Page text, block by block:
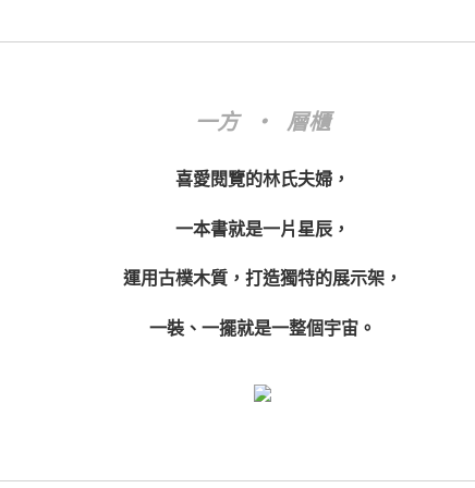
一方 ‧ 層櫃
喜愛閱覽的林氏夫婦，
一本書就是一片星辰，
運用古樸木質，打造獨特的展示架，
一裝、一擺就是一整個宇宙。